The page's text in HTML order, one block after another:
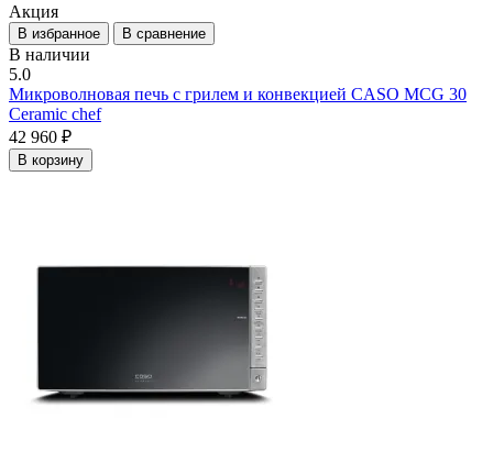
Акция
В избранное В сравнение
В наличии
5.0
Микроволновая печь с грилем и конвекцией CASO MCG 30
Ceramic chef
42 960 ₽
В корзину